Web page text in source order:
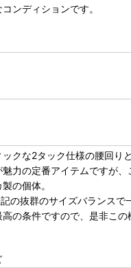
ンディションです。
クな2タック仕様の腰回り
魅力の定番アイテムですが
の個体。
の抜群のサイズバランスで
高の条件ですので、是非こ